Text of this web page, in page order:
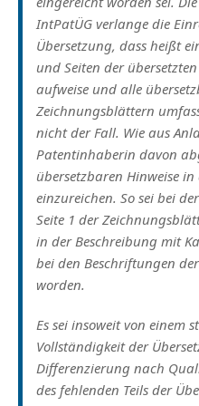
IntPatÜG verlange die
Übersetzung, dass heißt
und Seiten der
aufweise und alle
Zeichnungsblättern
nicht der Fall. Wie aus
Patentinhaberin davon
übersetzbaren Hinweise
einzureichen. So sei bei
Seite 1 der
in der Beschreibung mit
bei den Beschriftungen
worden.
Es sei insoweit von einem
Vollständigkeit der
Differenzierung nach
des fehlenden Teils der